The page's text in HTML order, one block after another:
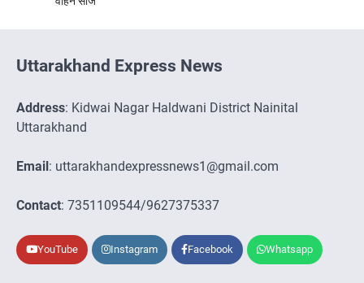
Uttarakhand Express News
Address: Kidwai Nagar Haldwani District Nainital
Uttarakhand
Email: uttarakhandexpressnews1@gmail.com
Contact: 7351109544/9627375337
YouTube Instagram Facebook Whatsapp